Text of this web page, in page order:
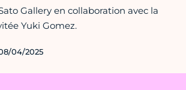
Gallery en collaboration avec la
Yuki Gomez.
04/2025